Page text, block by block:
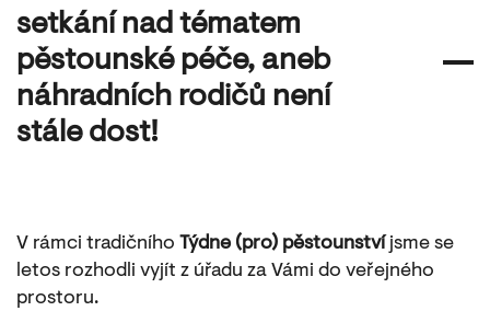
setkání nad tématem
pěstounské péče, aneb
náhradních rodičů není
stále dost!
V rámci tradičního Týdne (pro) pěstounství jsme se
letos rozhodli vyjít z úřadu za Vámi do veřejného
prostoru.